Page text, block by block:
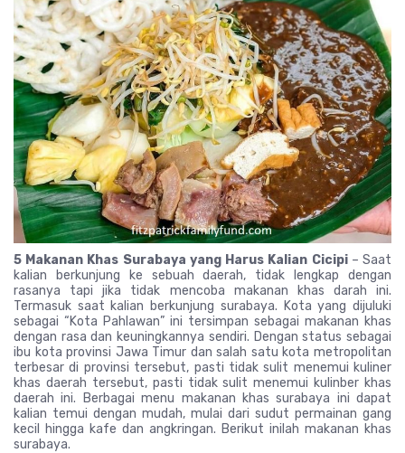
5 Makanan Khas Surabaya yang Harus Kalian Cicipi – Saat
kalian berkunjung ke sebuah daerah, tidak lengkap dengan
rasanya tapi jika tidak mencoba makanan khas darah ini.
Termasuk saat kalian berkunjung surabaya. Kota yang dijuluki
sebagai “Kota Pahlawan” ini tersimpan sebagai makanan khas
dengan rasa dan keuningkannya sendiri. Dengan status sebagai
ibu kota provinsi Jawa Timur dan salah satu kota metropolitan
terbesar di provinsi tersebut, pasti tidak sulit menemui kuliner
khas daerah tersebut, pasti tidak sulit menemui kulinber khas
daerah ini. Berbagai menu makanan khas surabaya ini dapat
kalian temui dengan mudah, mulai dari sudut permainan gang
kecil hingga kafe dan angkringan. Berikut inilah makanan khas
surabaya.